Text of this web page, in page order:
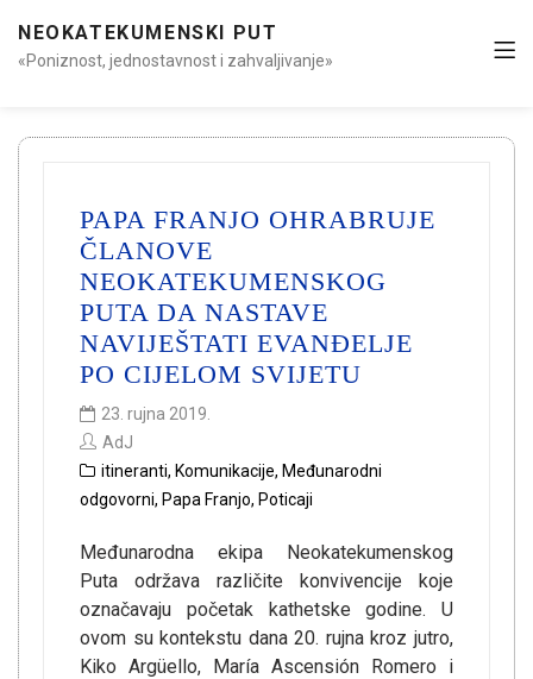
NEOKATEKUMENSKI PUT
«Poniznost, jednostavnost i zahvaljivanje»
PAPA FRANJO OHRABRUJE
ČLANOVE
NEOKATEKUMENSKOG
PUTA DA NASTAVE
NAVIJEŠTATI EVANĐELJE
PO CIJELOM SVIJETU
23. rujna 2019.
AdJ
itineranti, Komunikacije, Međunarodni
odgovorni, Papa Franjo, Poticaji
Međunarodna ekipa Neokatekumenskog
Puta održava različite konvivencije koje
označavaju početak kathetske godine. U
ovom su kontekstu dana 20. rujna kroz jutro,
Kiko Argüello, María Ascensión Romero i